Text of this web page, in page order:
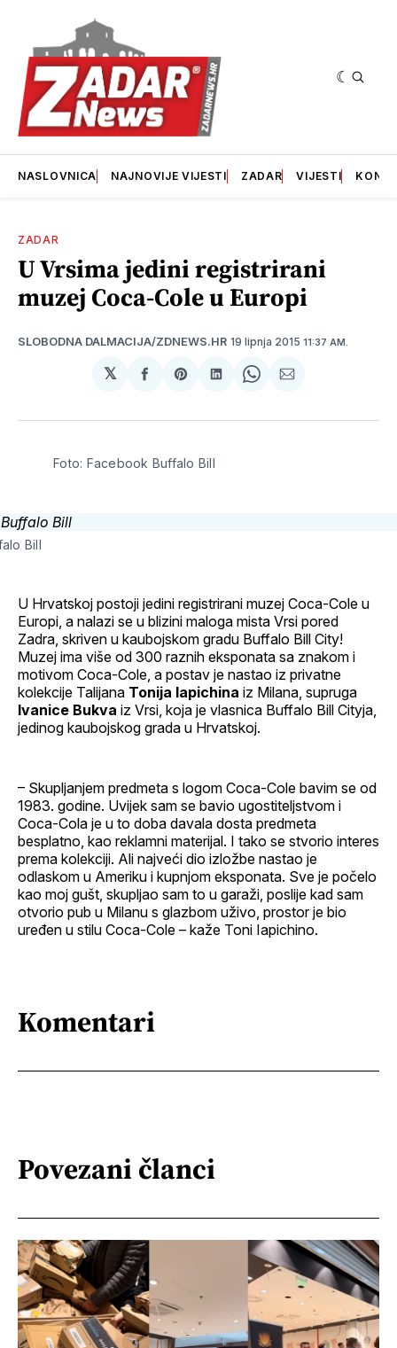
NASLOVNICA NAJNOVIJE VIJESTI ZADAR VIJESTI
ZADAR
U Vrsima jedini registrirani
muzej Coca-Cole u Europi
SLOBODNA DALMACIJA/ZDNEWS.HR 19 lipnja 2015 11:37 AM.
𝕏
podijeliSharepodijeliSharepodijeli
Foto: Facebook Buffalo Bill
Bill
U Hrvatskoj postoji jedini registrirani muzej Coca-Cole u
Europi, a nalazi se u blizini maloga mista Vrsi pored
Zadra, skriven u kaubojskom gradu Buffalo Bill City!
Muzej ima više od 300 raznih eksponata sa znakom i
motivom Coca-Cole, a postav je nastao iz privatne
kolekcije Talijana Tonija Iapichina iz Milana, supruga
Ivanice Bukva iz Vrsi, koja je vlasnica Buffalo Bill Cityja,
jedinog kaubojskog grada u Hrvatskoj.
– Skupljanjem predmeta s logom Coca-Cole bavim se od
1983. godine. Uvijek sam se bavio ugostiteljstvom i
Coca-Cola je u to doba davala dosta predmeta
besplatno, kao reklamni materijal. I tako se stvorio interes
prema kolekciji. Ali najveći dio izložbe nastao je
odlaskom u Ameriku i kupnjom eksponata. Sve je počelo
kao moj gušt, skupljao sam to u garaži, poslije kad sam
otvorio pub u Milanu s glazbom uživo, prostor je bio
uređen u stilu Coca-Cole – kaže Toni Iapichino.
Komentari
Povezani članci